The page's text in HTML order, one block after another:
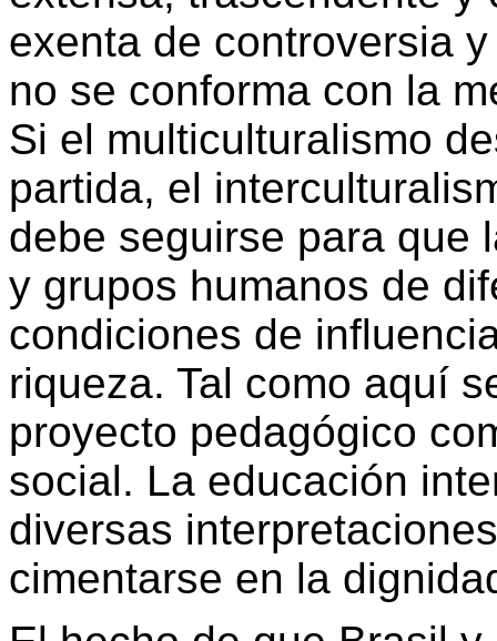
exenta de controversia
no se conforma con la
Si el multiculturalismo
partida, el
debe seguirse para que
y grupos humanos de
condiciones de
riqueza. Tal como aquí
proyecto pedagógico
social. La educación
diversas
cimentarse en la